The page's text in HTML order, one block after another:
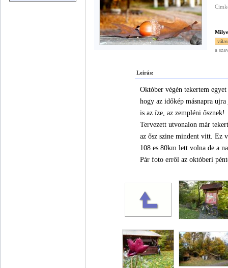
a
Leírás:
Október végén tekertem
hogy az időkép másnapra
is az íze, az zempléni ősznek!
Tervezett utvonalon már
az ősz szine mindent vitt. Ez
108 es 80km lett volna de a
Pár foto erről az októberi